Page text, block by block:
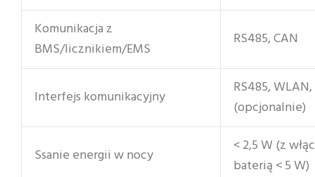
Komunikacja z
BMS/licznikiem/EMS
RS485, CAN
Interfejs komunikacyjny
RS485,
(opcjonalnie)
Ssanie energii w nocy
< 2,5 W (z
baterią < 5 W)